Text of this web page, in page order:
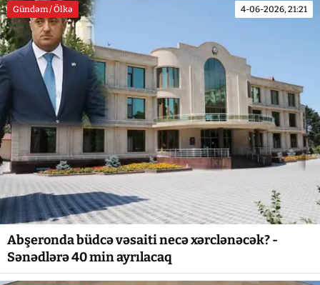
Gündəm / Ölkə 4-06-2026, 21:21
Abşeronda büdcə vəsaiti necə xərclənəcək? -
Sənədlərə 40 min ayrılacaq